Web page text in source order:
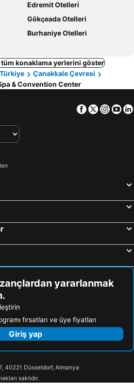
Edremit Otelleri
Gökçeada Otelleri
Burhaniye Otelleri
konaklama yerlerini göster
Türkiye
Çanakkale Çevresi
& Convention Center
Facebook
Twitter
yararlanmak
fırsatları ve üye fiyatları
Giriş yap
40221 Düsseldorf, Almanya
saklıdır.